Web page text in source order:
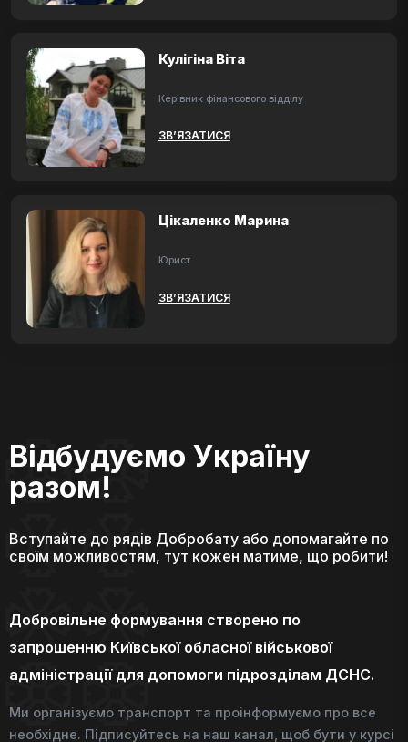
Кулігіна Віта
Керівник фінансового відділу
ЗВ’ЯЗАТИСЯ
Цікаленко Марина
Юрист
ЗВ’ЯЗАТИСЯ
Відбудуємо Україну
разом!
Вступайте до рядів Добробату або допомагайте по
своїм можливостям, тут кожен матиме, що робити!
Добровільне формування створено по
запрошенню Київської обласної військової
адміністрації для допомоги підрозділам ДСНС.
Ми організуємо транспорт та проінформуємо про все
необхідне. Підписуйтесь на наш канал, щоб бути у курсі